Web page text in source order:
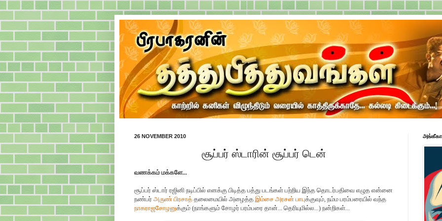
26 NOVEMBER 2010
சூப்பர் ஸ்டாரின் சூப்பர் டென்
வணக்கம் மக்களே...
சூப்பர் ஸ்டார் ரஜினி நடிப்பில் எனக்கு பிடித்த பத்து படங்கள் பற்றிய இந்த தொடர்பதிவை எழுத என்னை
நண்பர் அருண் பிரசாத் தலைமையில் அழைத்த இம்சை அரசன் பாபுக்குவும், நம்ம பரம்பரையில் வந்த
நாகராஜசோழனுக்கும் (நாங்களும் சோழர் பரம்பரை தான்... தெரியுமில்ல...) நன்றிகள்...